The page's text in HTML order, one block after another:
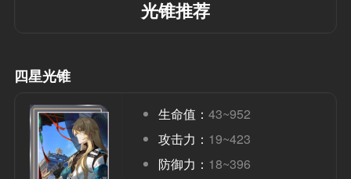
光锥推荐
四星光锥
生命值：43~952
攻击力： 19~423
防御力： 18~396